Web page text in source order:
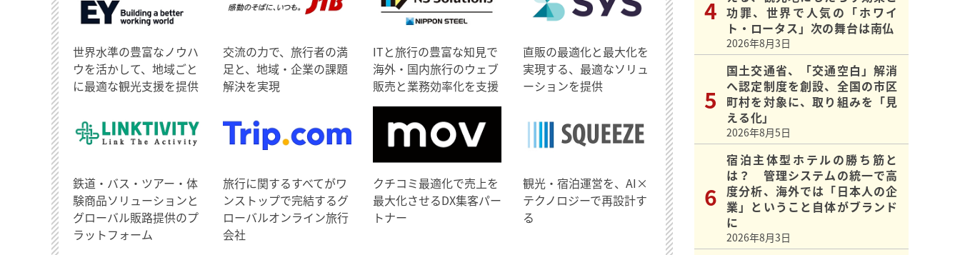
世界水準の豊富なノウハ
ウを活かして、地域ごと
に最適な観光支援を提供
交流の力で、旅行者の満
足と、地域・企業の課題
解決を実現
ITと旅行の豊富な知見で
海外・国内旅行のウェブ
販売と業務効率化を支援
直販の最適化と最大化を
実現する、最適なソリュ
ーションを提供
鉄道・バス・ツアー・体
験商品ソリューションと
グローバル販路提供のプ
ラットフォーム
旅行に関するすべてがワ
ンストップで完結するグ
ローバルオンライン旅行
会社
クチコミ最適化で売上を
最大化させるDX集客パー
トナー
観光・宿泊運営を、AI×
テクノロジーで再設計す
る
功罪、世界で人気の「ホワイ
ト・ロータス」次の舞台は南仏
2026年8月3日
国土交通省、「交通空白」解消
へ認定制度を創設、全国の市区
町村を対象に、取り組みを「見
える化」
2026年8月5日
宿泊主体型ホテルの勝ち筋と
は？ 管理システムの統一で高
度分析、海外では「日本人の企
業」ということ自体がブランド
に
2026年8月3日